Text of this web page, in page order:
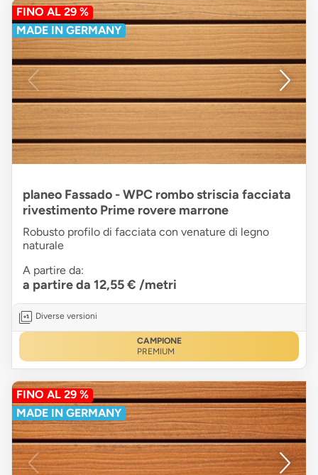
FINO AL 29 %
MADE IN GERMANY
planeo Fassado - WPC rombo striscia facciata
rivestimento Prime rovere marrone
Robusto profilo di facciata con venature di legno
naturale
A partire da:
a partire da 12,55 € /metri
Diverse versioni
CAMPIONE
PREMIUM
FINO AL 29 %
MADE IN GERMANY